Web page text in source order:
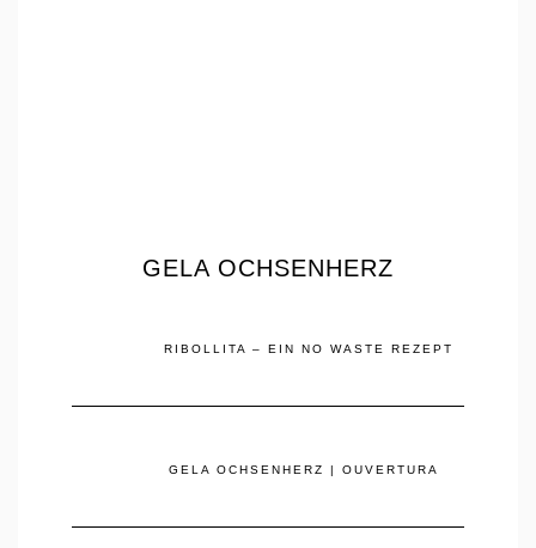
GELA OCHSENHERZ
RIBOLLITA – EIN NO WASTE REZEPT
GELA OCHSENHERZ | OUVERTURA